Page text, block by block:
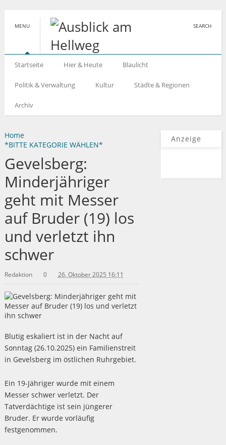
MENU SEARCH
Startseite Hier & Heute Blaulicht
Politik & Verwaltung Kultur Städte & Regionen
Archiv
Home
*BITTE KATEGORIE WÄHLEN*
Gevelsberg:
Minderjähriger
geht mit Messer
auf Bruder (19) los
und verletzt ihn
schwer
Redaktion 0 26. Oktober 2025 16:11
Blutig eskaliert ist in der Nacht auf
Sonntag (26.10.2025) ein Familienstreit
in Gevelsberg im östlichen Ruhrgebiet.
Ein 19-Jähriger wurde mit einem
Messer schwer verletzt. Der
Tatverdächtige ist sein jüngerer
Bruder. Er wurde vorläufig
festgenommen.
Anzeige